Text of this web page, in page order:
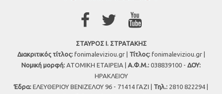
ΣΤΑΥΡΟΣ Ι. ΣΤΡΑΤΑΚΗΣ
Διακριτικός τίτλος:fonimaleviziou.gr | Τίτλος:fonimaleviziou.gr |
Νομική μορφή: ΑΤΟΜΙΚΗ ΕΤΑΙΡΕΙΑ | Α.Φ.Μ.: 038839100 - ΔΟΥ:
ΗΡΑΚΛΕΙΟΥ
Έδρα: ΕΛΕΥΘΕΡΙΟΥ ΒΕΝΙΖΕΛΟΥ 96 - 71414 ΓΑΖΙ | Τηλ.: 2810 822294 |